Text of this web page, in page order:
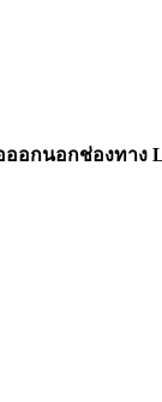
ออกนอกช่องทาง